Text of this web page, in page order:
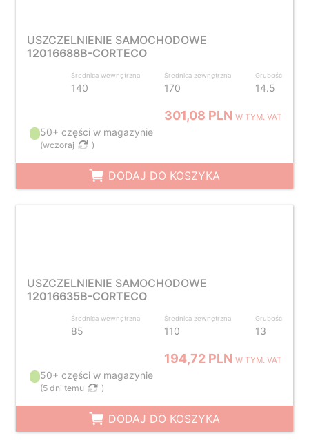
USZCZELNIENIE SAMOCHODOWE
12016688B-CORTECO
Średnica wewnętrzna
140
Średnica zewnętrzna
170
Grubość
14.5
301,08 PLNW TYM. VAT
50+ części w magazynie
(wczoraj )
DODAJ DO KOSZYKA
USZCZELNIENIE SAMOCHODOWE
12016635B-CORTECO
Średnica wewnętrzna
85
Średnica zewnętrzna
110
Grubość
13
194,72 PLNW TYM. VAT
50+ części w magazynie
(5 dni temu )
DODAJ DO KOSZYKA